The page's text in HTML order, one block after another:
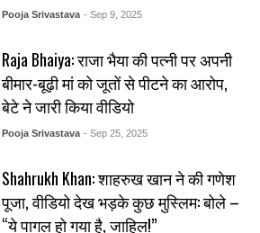
Pooja Srivastava - Sep 9, 2025
Raja Bhaiya: राजा भैया की पत्नी पर अपनी
बीमार-बूढ़ी मां को जूतों से पीटने का आरोप,
बेटे ने जारी किया वीडियो
Pooja Srivastava - Sep 25, 2025
Shahrukh Khan: शाहरुख खान ने की गणेश
पूजा, वीडियो देख भड़के कुछ मुस्लिम: बोले –
“ये पागल हो गया है, जाहिल!”